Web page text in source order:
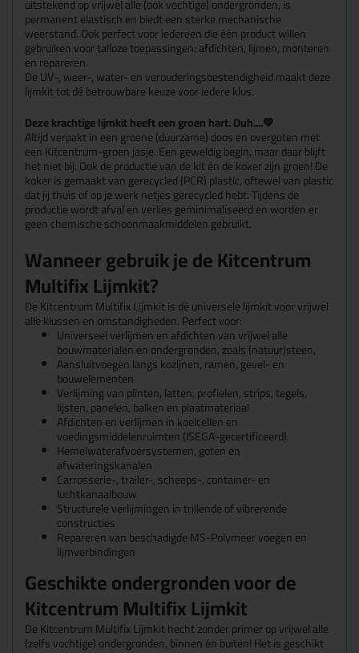
uitstekend op vrijwel alle (ook vochtige) ondergronden, is
permanent elastisch en biedt een sterke mechanische
weerstand. Ook perfect voor iedereen die één product willen
gebruiken voor talloze toepassingen: afdichten, lijmen, monteren
en repareren.
De UV-, weer-, water- en verouderingsbestendigheid maakt deze
lijmkit tot dé betrouwbare keuze voor iedere klus.
Deze krachtige lijmkit heeft een groen hart. Duh....💚
Altijd verpakt in een groene (duurzame) doos en overgoten met
een Kitcentrum-groen jasje. Een geweldig begin, maar daar blijft
het niet bij. Ook de productie van de kit én de koker zijn groen! De
koker is gemaakt van gerecycled (PCR) plastic, oftewel van plastic
dat jij thuis of op je werk netjes gerecycled hebt. Tijdens de
productie wordt afval en verlies geminimaliseerd en worden er
geen chemische schoonmaakmiddelen gebruikt.
Wanneer gebruik je de Kitcentrum
Multifix Lijmkit?
De Kitcentrum Multifix Lijmkit is dé universele lijmkit voor vrijwel
alle klussen en omstandigheden. Perfect voor:
Universeel verlijmen en afdichten van vrijwel alle
bouwmaterialen en ondergronden, zoals (natuur)steen,
Aansluitvoegen langs kozijnen, ramen, gevel- en
bouwelementen
Verlijming van plinten, latten, profielen, strips, tegels,
lijsten, panelen, balken en plaatmateriaal
Afdichten en verlijmen in koelcellen en
voedingsmiddelenruimten (ISEGA-gecertificeerd)
Hemelwaterafvoersystemen, goten en
afwateringskanalen
Carrosserie-, trailer-, scheeps-, container- en
luchtkanaalbouw
Structurele verlijmingen in trillende of vibrerende
constructies
Repareren van beschadigde MS-Polymeer voegen en
lijmverbindingen
Geschikte ondergronden voor de
Kitcentrum Multifix Lijmkit
De Kitcentrum Multifix Lijmkit hecht zonder primer op vrijwel alle
(zelfs vochtige) ondergronden, binnen én buiten! Het is geschikt